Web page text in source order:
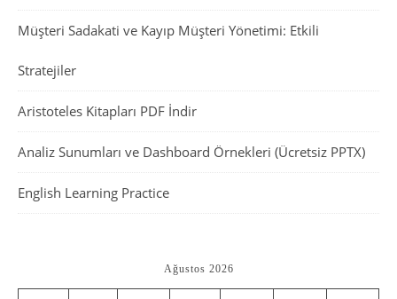
Müşteri Sadakati ve Kayıp Müşteri Yönetimi: Etkili
Stratejiler
Aristoteles Kitapları PDF İndir
Analiz Sunumları ve Dashboard Örnekleri (Ücretsiz PPTX)
English Learning Practice
Ağustos 2026